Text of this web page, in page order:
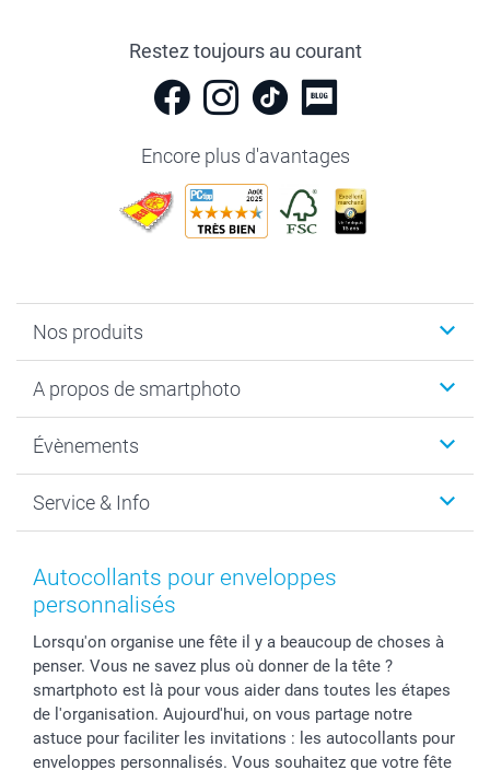
Restez toujours au courant
Encore plus d'avantages
Nos produits
Cadeaux photo
MyNameBook
Développement photo & Tirage photo
Cadres photo & accessoires déco
Calendrier photos & Agendas photo
Chèque Cadeau
A propos de smartphoto
Durabilité
Gestion des cookies
Mentions Légales
Presse
Investor Relations
B2B smartbusiness
Droit de rétractation
Évènements
Nouvel An
Fête des Mères
Fête des Pères
Mariage
Fête d'anniversaire
Collection naissance
Tous les évènements
Service & Info
Tarifs et frais de livraison
Livraison
Modes de Paiement
Identifiez-vous
Plan du site
Statut de ma commande
Autocollants pour enveloppes
personnalisés
Lorsqu'on organise une fête il y a beaucoup de choses à
penser. Vous ne savez plus où donner de la tête ?
smartphoto est là pour vous aider dans toutes les étapes
de l'organisation. Aujourd'hui, on vous partage notre
astuce pour faciliter les invitations : les autocollants pour
enveloppes personnalisés. Vous souhaitez que votre fête